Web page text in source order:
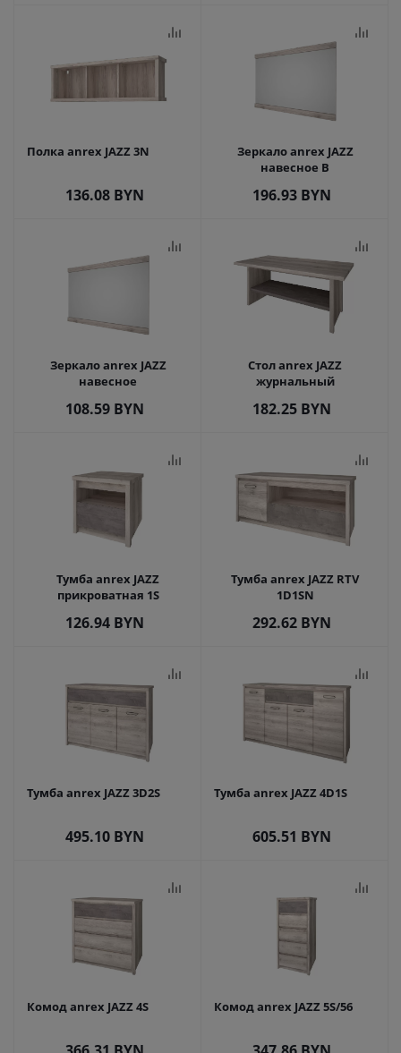
Полка anrex JAZZ 3N
136.08 BYN
Зеркало anrex JAZZ
навесное B
196.93 BYN
Зеркало anrex JAZZ
навесное
108.59 BYN
Стол anrex JAZZ
журнальный
182.25 BYN
Тумба anrex JAZZ
прикроватная 1S
126.94 BYN
Тумба anrex JAZZ RTV
1D1SN
292.62 BYN
Тумба anrex JAZZ 3D2S
495.10 BYN
Тумба anrex JAZZ 4D1S
605.51 BYN
Комод anrex JAZZ 4S Комод anrex JAZZ 5S/56